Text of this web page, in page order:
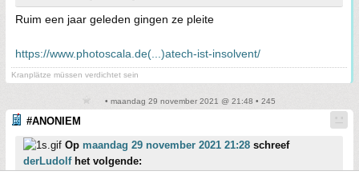
Ruim een jaar geleden gingen ze pleite
https://www.photoscala.de(...)atech-ist-insolvent/
Kranplätze müssen verdichtet sein
• maandag 29 november 2021 @ 21:48 • 245
#ANONIEM
Op maandag 29 november 2021 21:28 schreef
derLudolfhet volgende: